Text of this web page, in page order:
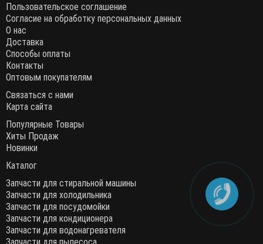
Пользовательское соглашение
Согласие на обработку персональных данных
О нас
Доставка
Способы оплаты
Контакты
Оптовым покупателям
Связаться с нами
Карта сайта
Популярные Товары
Хиты Продаж
Новинки
Каталог
Запчасти для стиральной машины
Запчасти для холодильника
Запчасти для посудомойки
Запчасти для кондиционера
Запчасти для водонагревателя